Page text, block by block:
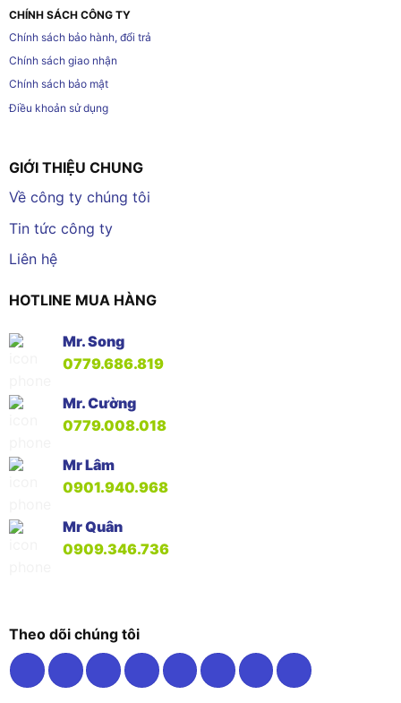
CHÍNH SÁCH CÔNG TY
Chính sách bảo hành, đổi trả
Chính sách giao nhận
Chính sách bảo mật
Điều khoản sử dụng
GIỚI THIỆU CHUNG
Về công ty chúng tôi
Tin tức công ty
Liên hệ
HOTLINE MUA HÀNG
Mr. Song
0779.686.819
Mr. Cường
0779.008.018
Mr Lâm
0901.940.968
Mr Quân
0909.346.736
Theo dõi chúng tôi